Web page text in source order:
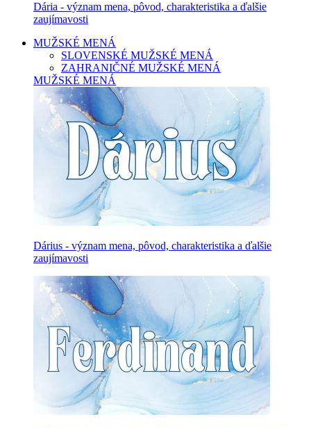
Dária - význam mena, pôvod, charakteristika a ďalšie
zaujímavosti
MUŽSKÉ MENÁ
SLOVENSKÉ MUŽSKÉ MENÁ
ZAHRANIČNÉ MUŽSKÉ MENÁ
MUŽSKÉ MENÁ
Dárius - význam mena, pôvod, charakteristika a ďalšie
zaujímavosti